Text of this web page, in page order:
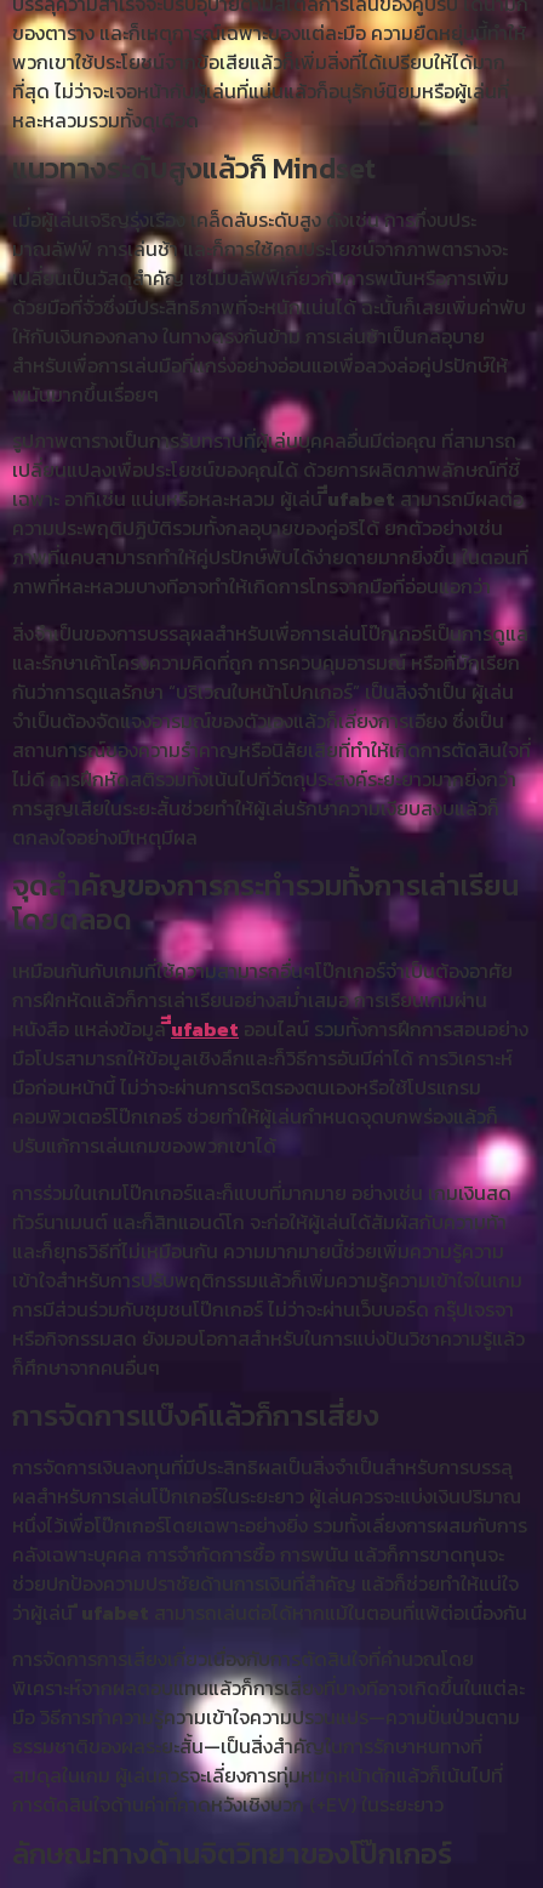
ของตาราง และก็เหตุการณ์เฉพาะของแต่ละมือ ความยืดหยุ่นนี้ทำให้
พวกเขาใช้ประโยชน์จากข้อเสียแล้วก็เพิ่มสิ่งที่ได้เปรียบให้ได้มาก
ที่สุด ไม่ว่าจะเจอหน้ากับผู้เล่นที่แน่นแล้วก็อนุรักษ์นิยมหรือผู้เล่นที่
หละหลวมรวมทั้งดุเดือด
แนวทางระดับสูงแล้วก็ Mindset
เมื่อผู้เล่นเจริญรุ่งเรือง เคล็ดลับระดับสูง ดังเช่น การกึ่งบประ
มาณลัฟฟ์ การเล่นช้า และก็การใช้คุณประโยชน์จากภาพตารางจะ
เปลี่ยนเป็นวัสดุสำคัญ เซไม่บลัฟฟ์เกี่ยวกับการพนันหรือการเพิ่ม
ด้วยมือที่จั่วซึ่งมีประสิทธิภาพที่จะหนักแน่นได้ ฉะนั้นก็เลยเพิ่มค่าพับ
ให้กับเงินกองกลาง ในทางตรงกันข้าม การเล่นช้าเป็นกลอุบาย
สำหรับเพื่อการเล่นมือที่แกร่งอย่างอ่อนแอเพื่อลวงล่อคู่ปรปักษ์ให้
พนันมากขึ้นเรื่อยๆ
รูปภาพตารางเป็นการรับทราบที่ผู้เล่นบุคคลอื่นมีต่อคุณ ที่สามารถ
เปลี่ยนแปลงเพื่อประโยชน์ของคุณได้ ด้วยการผลิตภาพลักษณ์ที่ชี้
เฉพาะ อาทิเช่น แน่นหรือหละหลวม ผู้เล่นีีufabet สามารถมีผลต่อ
ความประพฤติปฏิบัติรวมทั้งกลอุบายของคู่อริได้ ยกตัวอย่างเช่น
ภาพที่แคบสามารถทำให้คู่ปรปักษ์พับได้ง่ายดายมากยิ่งขึ้น ในตอนที่
ภาพที่หละหลวมบางทีอาจทำให้เกิดการโทรจากมือที่อ่อนแอกว่า
สิ่งจำเป็นของการบรรลุผลสำหรับเพื่อการเล่นโป๊กเกอร์เป็นการดูแล
และรักษาเค้าโครงความคิดที่ถูก การควบคุมอารมณ์ หรือที่มักเรียก
กันว่าการดูแลรักษา “บริเวณใบหน้าโปกเกอร์” เป็นสิ่งจำเป็น ผู้เล่น
จำเป็นต้องจัดแจงอารมณ์ของตัวเองแล้วก็เลี่ยงการเอียง ซึ่งเป็น
สถานการณ์ของความรำคาญหรือนิสัยเสียที่ทำให้เกิดการตัดสินใจที่
ไม่ดี การฝึกหัดสติรวมทั้งเน้นไปที่วัตถุประสงค์ระยะยาวมากยิ่งกว่า
การสูญเสียในระยะสั้นช่วยทำให้ผู้เล่นรักษาความเงียบสงบแล้วก็
ตกลงใจอย่างมีเหตุมีผล
จุดสำคัญของการกระทำรวมทั้งการเล่าเรียน
โดยตลอด
เหมือนกันกับเกมที่ใช้ความสามารถอื่นๆโป๊กเกอร์จำเป็นต้องอาศัย
การฝึกหัดแล้วก็การเล่าเรียนอย่างสม่ำเสมอ การเรียนเกมผ่าน
หนังสือ แหล่งข้อมูลีีufabet ออนไลน์ รวมทั้งการฝึกการสอนอย่าง
มือโปรสามารถให้ข้อมูลเชิงลึกและก็วิธีการอันมีค่าได้ การวิเคราะห์
มือก่อนหน้านี้ ไม่ว่าจะผ่านการตริตรองตนเองหรือใช้โปรแกรม
คอมพิวเตอร์โป๊กเกอร์ ช่วยทำให้ผู้เล่นกำหนดจุดบกพร่องแล้วก็
ปรับแก้การเล่นเกมของพวกเขาได้
การร่วมในเกมโป๊กเกอร์และก็แบบที่มากมาย อย่างเช่น เกมเงินสด
ทัวร์นาเมนต์ และก็สิทแอนด์โก จะก่อให้ผู้เล่นได้สัมผัสกับความท้า
และก็ยุทธวิธีที่ไม่เหมือนกัน ความมากมายนี้ช่วยเพิ่มความรู้ความ
เข้าใจสำหรับการปรับพฤติกรรมแล้วก็เพิ่มความรู้ความเข้าใจในเกม
การมีส่วนร่วมกับชุมชนโป๊กเกอร์ ไม่ว่าจะผ่านเว็บบอร์ด กรุ๊ปเจรจา
หรือกิจกรรมสด ยังมอบโอกาสสำหรับในการแบ่งปันวิชาความรู้แล้ว
ก็ศึกษาจากคนอื่นๆ
การจัดการแบ๊งค์แล้วก็การเสี่ยง
การจัดการเงินลงทุนที่มีประสิทธิผลเป็นสิ่งจำเป็นสำหรับการบรรลุ
ผลสำหรับการเล่นโป๊กเกอร์ในระยะยาว ผู้เล่นควรจะแบ่งเงินปริมาณ
หนึ่งไว้เพื่อโป๊กเกอร์โดยเฉพาะอย่างยิ่ง รวมทั้งเลี่ยงการผสมกับการ
คลังเฉพาะบุคคล การจำกัดการซื้อ การพนัน แล้วก็การขาดทุนจะ
ช่วยปกป้องความปราชัยด้านการเงินที่สำคัญ แล้วก็ช่วยทำให้แน่ใจ
ว่าผู้เล่นี ufabet
สามารถเล่นต่อได้หากแม้ในตอนที่แพ้ต่อเนื่องกัน
การจัดการการเสี่ยงเกี่ยวเนื่องกับการตัดสินใจที่คำนวณโดย
พิเคราะห์จากผลตอบแทนแล้วก็การเสี่ยงที่บางทีอาจเกิดขึ้นในแต่ละ
มือ วิธีการทำความรู้ความเข้าใจความปรวนแปร—ความปั่นป่วนตาม
ธรรมชาติของผลระยะสั้น—เป็นสิ่งสำคัญในการรักษาหนทางที่
สมดุลในเกม ผู้เล่นควรจะเลี่ยงการทุ่มหมดหน้าตักแล้วก็เน้นไปที่
การตัดสินใจด้านค่าที่คาดหวังเชิงบวก (+EV) ในระยะยาว
ลักษณะทางด้านจิตวิทยาของโป๊กเกอร์